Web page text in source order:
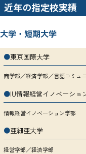
近年の指定校実績
大学・短期大学
●東京国際大学
商学部／経済学部／言語コミュ
●IU情報経営イノベーショ
情報経営イノベーション学部
●亜細亜大学
経営学部／経済学部